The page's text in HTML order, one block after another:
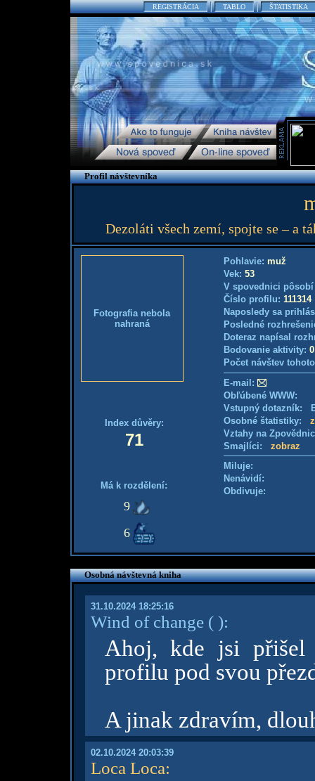
REGISTRÁCIA TABLO ŠTATISTIKA
Profil návštevníka
Dezoláti všech zemí, spojte se – a
Fotografia nebola
nahraná
Index důvěry:
71
Má k rozdělení:
9
6
Pohlavie: muž
Vek: 53
V spovednici
Číslo profilu: 111314
Naposledy sa
Posledné
Doteraz napísal
Bodovanie aktivity:
Počet návštev
E-mail:
Obľúbené WWW:
Vstupný dotazník:
Osobné štatistiky:
Vztahy na
Smajlíci: zobraz
Miluje:
Nenávidí:
Obdivuje:
Osobná návštevná kniha
31.10.2024 18:25:16
Wind of change( ):
Ahoj, kde jsi
profilu pod svou
A jinak zdravím,
02.10.2024 20:03:39
Loca Loca: